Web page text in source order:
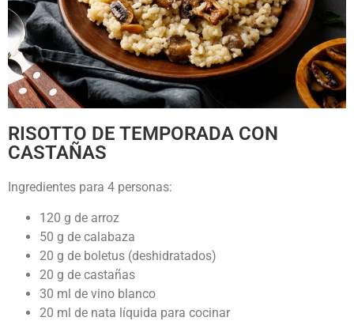
RISOTTO DE TEMPORADA CON
CASTAÑAS
Ingredientes para 4 personas:
120 g de arroz
50 g de calabaza
20 g de boletus (deshidratados)
20 g de castañas
30 ml de vino blanco
20 ml de nata líquida para cocinar